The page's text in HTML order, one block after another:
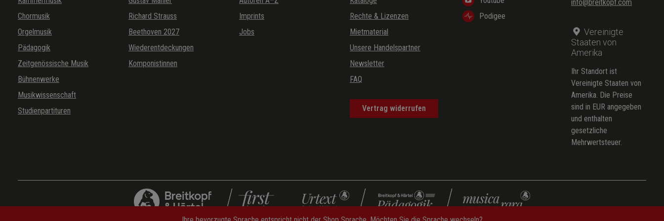
Chormusik
Orgelmusik
Pädagogik
Zeitgenössische Musik
Bühnenwerke
Musikwissenschaft
Studienpartituren
Richard Strauss
Beethoven 2027
Wiederentdeckungen
Komponistinnen
Imprints
Jobs
Rechte & Lizenzen
Mietmaterial
Unsere Handelspartner
Newsletter
FAQ
Vertrag widerrufen
Podigee
info@breitkopf.com
Vereinigte
Staaten von
Amerika
Ihr Standort ist
Vereinigte Staaten von
Amerika. Die Preise
sind in EUR angegeben
und enthalten
gesetzliche
Mehrwertsteuer.